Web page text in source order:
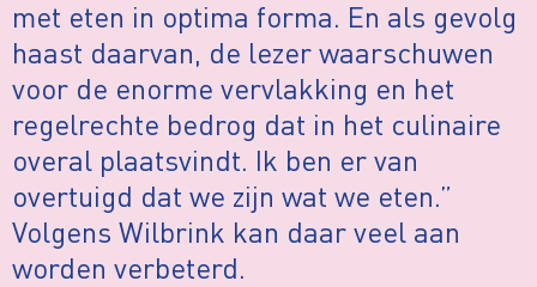
met eten in optima forma. En als gevolg
haast daarvan, de lezer waarschuwen
voor de enorme vervlakking en het
regelrechte bedrog dat in het culinaire
overal plaatsvindt. Ik ben er van
overtuigd dat we zijn wat we eten.”
Volgens Wilbrink kan daar veel aan
worden verbeterd.